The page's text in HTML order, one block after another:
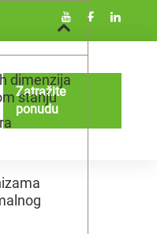
Zatražite
ponudu
dimenzija
stanju